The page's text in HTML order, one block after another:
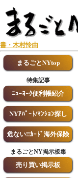
まるごとNYtop
特集記事
ﾆｭｰﾖｰｸ便利帳紹介
NYｱﾊﾟｰﾄ/ﾏﾝｼｮﾝ探し
危ない!!ｶｰﾄﾞ海外保険
まるごとNY掲示板集
売り買い掲示板
書・木村怜由